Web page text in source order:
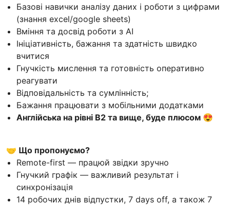
Базові навички аналізу даних і роботи з цифрами
(знання excel/google sheets)
Вміння та досвід роботи з АІ
Ініціативність, бажання та здатність швидко
вчитися
Гнучкість мислення та готовність оперативно
реагувати
Відповідальність та сумлінність;
Бажання працювати з мобільними додатками
Англійська на рівні В2 та вище, буде плюсом 😍
🤝 Що пропонуємо?
Remote-first — працюй звідки зручно
Гнучкий графік — важливий результат і
синхронізація
14 робочих днів відпустки, 7 days off, а також 7